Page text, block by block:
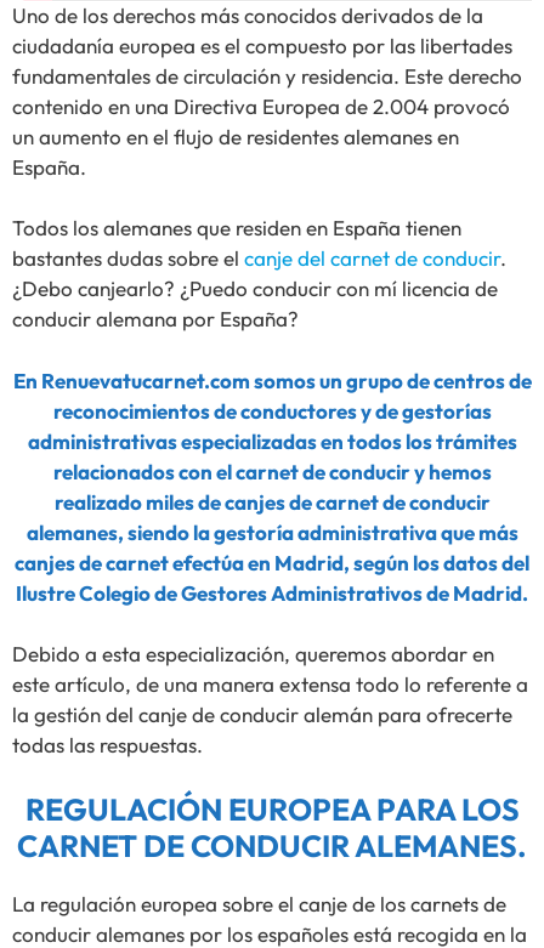
Uno de los derechos más conocidos derivados de la
ciudadanía europea es el compuesto por las libertades
fundamentales de circulación y residencia. Este derecho
contenido en una Directiva Europea de 2.004 provocó
un aumento en el flujo de residentes alemanes en
España.
Todos los alemanes que residen en España tienen
bastantes dudas sobre el canje del carnet de conducir.
¿Debo canjearlo? ¿Puedo conducir con mí licencia de
conducir alemana por España?
En Renuevatucarnet.com somos un grupo de centros de
reconocimientos de conductores y de gestorías
administrativas especializadas en todos los trámites
relacionados con el carnet de conducir y hemos
realizado miles de canjes de carnet de conducir
alemanes, siendo la gestoría administrativa que más
canjes de carnet efectúa en Madrid, según los datos del
Ilustre Colegio de Gestores Administrativos de Madrid.
Debido a esta especialización, queremos abordar en
este artículo, de una manera extensa todo lo referente a
la gestión del canje de conducir alemán para ofrecerte
todas las respuestas.
REGULACIÓN EUROPEA PARA LOS
CARNET DE CONDUCIR ALEMANES.
La regulación europea sobre el canje de los carnets de
conducir alemanes por los españoles está recogida en la